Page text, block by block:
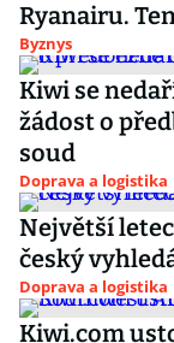
Ryanairu.
Byznys
Kiwi se
žádost o
soud
Doprava a logistika
Největší
český
Doprava a logistika
Kiwi.com